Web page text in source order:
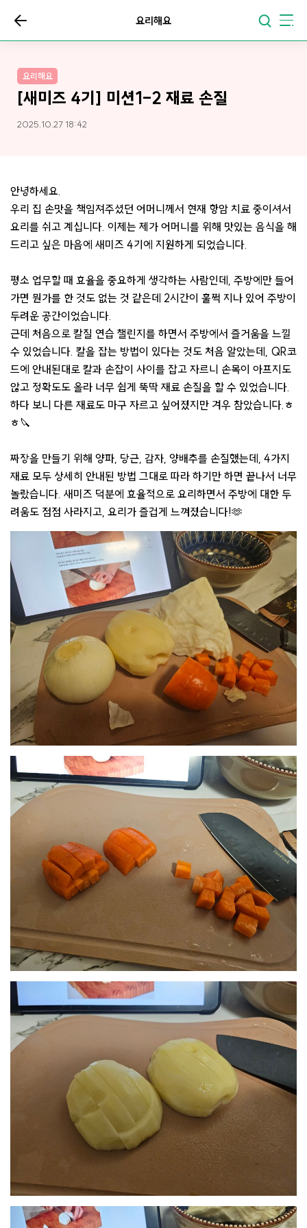
요리해요
요리해요
[새미즈 4기] 미션1-2 재료 손질
2025.10.27 18:42
안녕하세요.
우리 집 손맛을 책임져주셨던 어머니께서 현재 항암 치료 중이셔서
요리를 쉬고 계십니다. 이제는 제가 어머니를 위해 맛있는 음식을 해
드리고 싶은 마음에 새미즈 4기에 지원하게 되었습니다.
평소 업무할 때 효율을 중요하게 생각하는 사람인데, 주방에만 들어
가면 뭔가를 한 것도 없는 것 같은데 2시간이 훌쩍 지나 있어 주방이
두려운 공간이었습니다.
근데 처음으로 칼질 연습 챌린지를 하면서 주방에서 즐거움을 느낄
수 있었습니다. 칼을 잡는 방법이 있다는 것도 처음 알았는데, QR코
드에 안내된대로 칼과 손잡이 사이를 잡고 자르니 손목이 아프지도
않고 정확도도 올라 너무 쉽게 뚝딱 재료 손질을 할 수 있었습니다.
하다 보니 다른 재료도 마구 자르고 싶어졌지만 겨우 참았습니다.ㅎ
ㅎ🔪
짜장을 만들기 위해 양파, 당근, 감자, 양배추를 손질했는데, 4가지
재료 모두 상세히 안내된 방법 그대로 따라 하기만 하면 끝나서 너무
놀랐습니다. 새미즈 덕분에 효율적으로 요리하면서 주방에 대한 두
려움도 점점 사라지고, 요리가 즐겁게 느껴졌습니다!🫶